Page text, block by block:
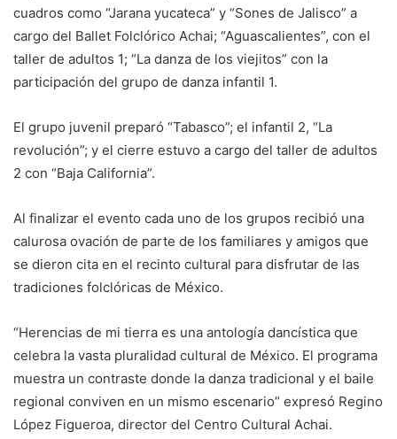
cuadros como “Jarana yucateca” y “Sones de Jalisco” a
cargo del Ballet Folclórico Achai; “Aguascalientes”, con el
taller de adultos 1; “La danza de los viejitos” con la
participación del grupo de danza infantil 1.
El grupo juvenil preparó “Tabasco”; el infantil 2, “La
revolución”; y el cierre estuvo a cargo del taller de adultos
2 con “Baja California”.
Al finalizar el evento cada uno de los grupos recibió una
calurosa ovación de parte de los familiares y amigos que
se dieron cita en el recinto cultural para disfrutar de las
tradiciones folclóricas de México.
“Herencias de mi tierra es una antología dancística que
celebra la vasta pluralidad cultural de México. El programa
muestra un contraste donde la danza tradicional y el baile
regional conviven en un mismo escenario” expresó Regino
López Figueroa, director del Centro Cultural Achai.